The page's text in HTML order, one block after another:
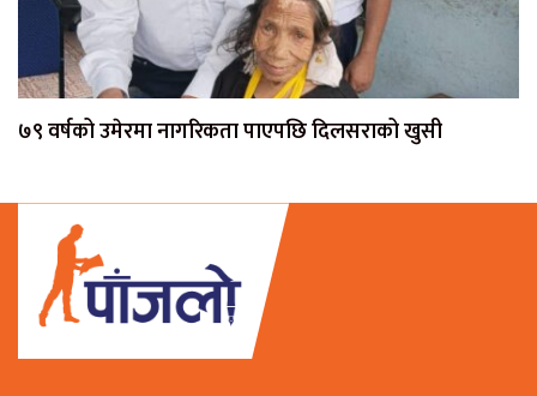
७९ वर्षको उमेरमा नागरिकता पाएपछि दिलसराको खुसी